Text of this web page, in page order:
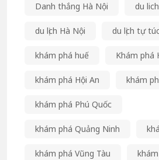
Danh thắng Hà Nội du lich
du lịch Hà Nội du lịch tự
khám phá huế Khám phá
khám phá Hội An khám
khám phá Phú Quốc
khám phá Quảng Ninh
khám phá Vũng Tàu